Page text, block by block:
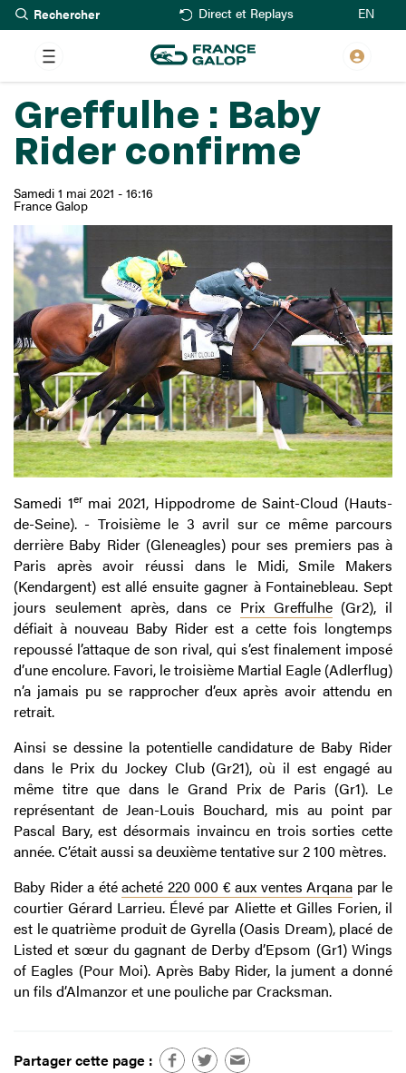
Aller
au
contenu
principal
Rechercher Direct et Replays EN
Greffulhe : Baby
Rider confirme
Samedi 1 mai 2021 - 16:16
France Galop
Samedi 1ermai 2021, Hippodrome de Saint-Cloud (Hauts-
de-Seine). - Troisième le 3 avril sur ce même parcours
derrière Baby Rider (Gleneagles) pour ses premiers pas à
Paris après avoir réussi dans le Midi, Smile Makers
(Kendargent) est allé ensuite gagner à Fontainebleau. Sept
jours seulement après, dans ce Prix Greffulhe(Gr2), il
défiait à nouveau Baby Rider est a cette fois longtemps
repoussé l’attaque de son rival, qui s’est finalement imposé
d’une encolure. Favori, le troisième Martial Eagle (Adlerflug)
n’a jamais pu se rapprocher d’eux après avoir attendu en
retrait.
Ainsi se dessine la potentielle candidature de Baby Rider
dans le Prix du Jockey Club (Gr21), où il est engagé au
même titre que dans le Grand Prix de Paris (Gr1). Le
représentant de Jean-Louis Bouchard, mis au point par
Pascal Bary, est désormais invaincu en trois sorties cette
année. C’était aussi sa deuxième tentative sur 2 100 mètres.
Baby Rider a étéacheté 220 000 € aux ventes Arqana par le
courtier Gérard Larrieu. Élevé par Aliette et Gilles Forien, il
est le quatrième produit de Gyrella (Oasis Dream), placé de
Listed et sœur du gagnant de Derby d’Epsom (Gr1) Wings
of Eagles (Pour Moi). Après Baby Rider, la jument a donné
un fils d’Almanzor et une pouliche par Cracksman.
Partager cette page :